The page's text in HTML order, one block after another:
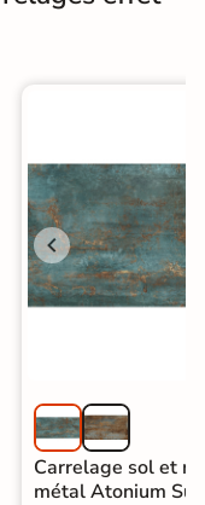
format et XXL|
|
|
|
moderne|
|Carrelage WC
Carrelage sol et
métal Atonium